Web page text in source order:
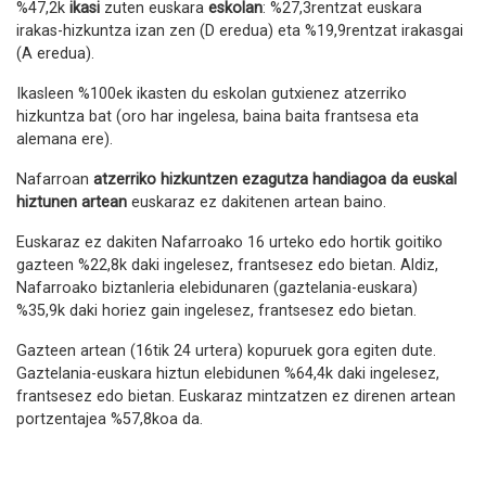
%47,2k ikasi zuten euskara eskolan: %27,3rentzat euskara
irakas-hizkuntza izan zen (D eredua) eta %19,9rentzat irakasgai
(A eredua).
Ikasleen %100ek ikasten du eskolan gutxienez atzerriko
hizkuntza bat (oro har ingelesa, baina baita frantsesa eta
alemana ere).
Nafarroan atzerriko hizkuntzen ezagutza handiagoa da euskal
hiztunen artean euskaraz ez dakitenen artean baino.
Euskaraz ez dakiten Nafarroako 16 urteko edo hortik goitiko
gazteen %22,8k daki ingelesez, frantsesez edo bietan. Aldiz,
Nafarroako biztanleria elebidunaren (gaztelania-euskara)
%35,9k daki horiez gain ingelesez, frantsesez edo bietan.
Gazteen artean (16tik 24 urtera) kopuruek gora egiten dute.
Gaztelania-euskara hiztun elebidunen %64,4k daki ingelesez,
frantsesez edo bietan. Euskaraz mintzatzen ez direnen artean
portzentajea %57,8koa da.